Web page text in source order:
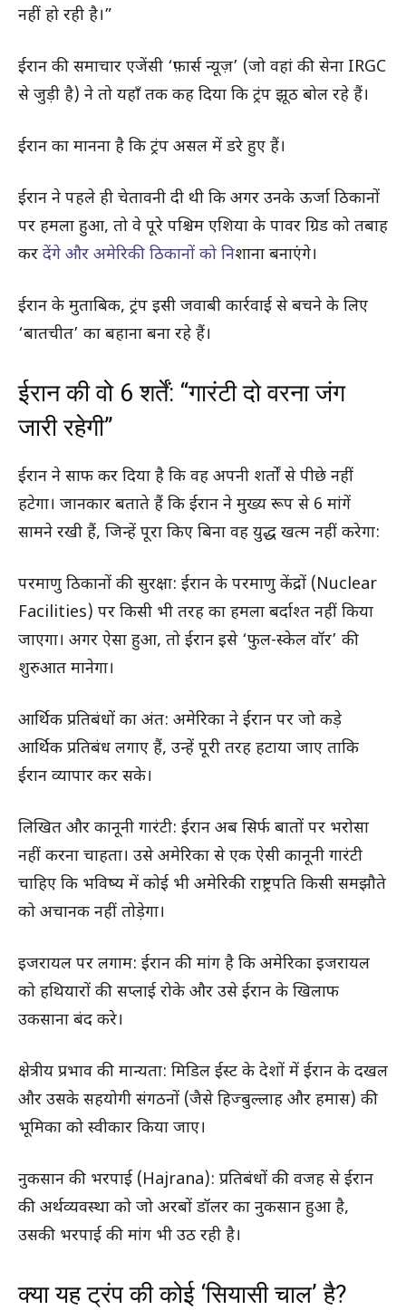
नहीं हो रही है।”
ईरान की समाचार एजेंसी ‘फ़ार्स न्यूज़’ (जो वहां की सेना IRGC
से जुड़ी है) ने तो यहाँ तक कह दिया कि ट्रंप झूठ बोल रहे हैं।
ईरान का मानना है कि ट्रंप असल में डरे हुए हैं।
ईरान ने पहले ही चेतावनी दी थी कि अगर उनके ऊर्जा ठिकानों
पर हमला हुआ, तो वे पूरे पश्चिम एशिया के पावर ग्रिड को तबाह
कर देंगे और अमेरिकी ठिकानों को निशाना बनाएंगे।
ईरान के मुताबिक, ट्रंप इसी जवाबी कार्रवाई से बचने के लिए
‘बातचीत’ का बहाना बना रहे हैं।
ईरान की वो 6 शर्तें: “गारंटी दो वरना जंग
जारी रहेगी”
ईरान ने साफ कर दिया है कि वह अपनी शर्तों से पीछे नहीं
हटेगा। जानकार बताते हैं कि ईरान ने मुख्य रूप से 6 मांगें
सामने रखी हैं, जिन्हें पूरा किए बिना वह युद्ध खत्म नहीं करेगा:
परमाणु ठिकानों की सुरक्षा: ईरान के परमाणु केंद्रों (Nuclear
Facilities) पर किसी भी तरह का हमला बर्दाश्त नहीं किया
जाएगा। अगर ऐसा हुआ, तो ईरान इसे ‘फुल-स्केल वॉर’ की
शुरुआत मानेगा।
आर्थिक प्रतिबंधों का अंत: अमेरिका ने ईरान पर जो कड़े
आर्थिक प्रतिबंध लगाए हैं, उन्हें पूरी तरह हटाया जाए ताकि
ईरान व्यापार कर सके।
लिखित और कानूनी गारंटी: ईरान अब सिर्फ बातों पर भरोसा
नहीं करना चाहता। उसे अमेरिका से एक ऐसी कानूनी गारंटी
चाहिए कि भविष्य में कोई भी अमेरिकी राष्ट्रपति किसी समझौते
को अचानक नहीं तोड़ेगा।
इजरायल पर लगाम: ईरान की मांग है कि अमेरिका इजरायल
को हथियारों की सप्लाई रोके और उसे ईरान के खिलाफ
उकसाना बंद करे।
क्षेत्रीय प्रभाव की मान्यता: मिडिल ईस्ट के देशों में ईरान के दखल
और उसके सहयोगी संगठनों (जैसे हिज्बुल्लाह और हमास) की
भूमिका को स्वीकार किया जाए।
नुकसान की भरपाई (Hajrana): प्रतिबंधों की वजह से ईरान
की अर्थव्यवस्था को जो अरबों डॉलर का नुकसान हुआ है,
उसकी भरपाई की मांग भी उठ रही है।
क्या यह ट्रंप की कोई ‘सियासी चाल’ है?